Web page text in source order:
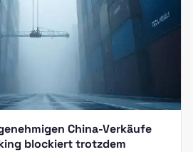
China-Verkäufe
blockiert trotzdem